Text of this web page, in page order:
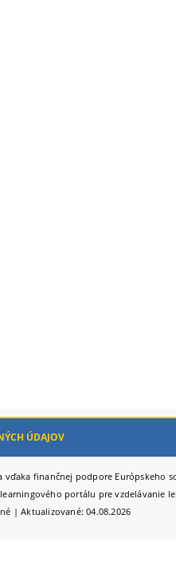
ÚDAJOV
finančnej podpore Európskeho
portálu pre vzdelávanie
| Aktualizované: 04.08.2026